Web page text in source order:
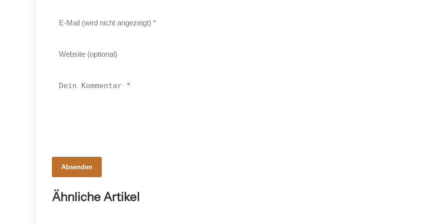
Absenden
Ähnliche Artikel
Österreichs Mehl: 90 %
Selbstversorgung, 30 % Bio – und